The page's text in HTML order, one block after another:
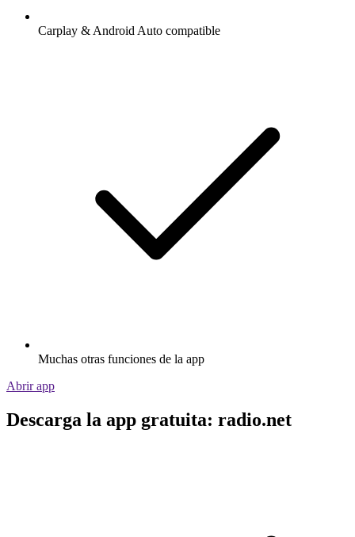
Carplay & Android Auto compatible
Muchas otras funciones de la app
Abrir app
Descarga la app gratuita: radio.net